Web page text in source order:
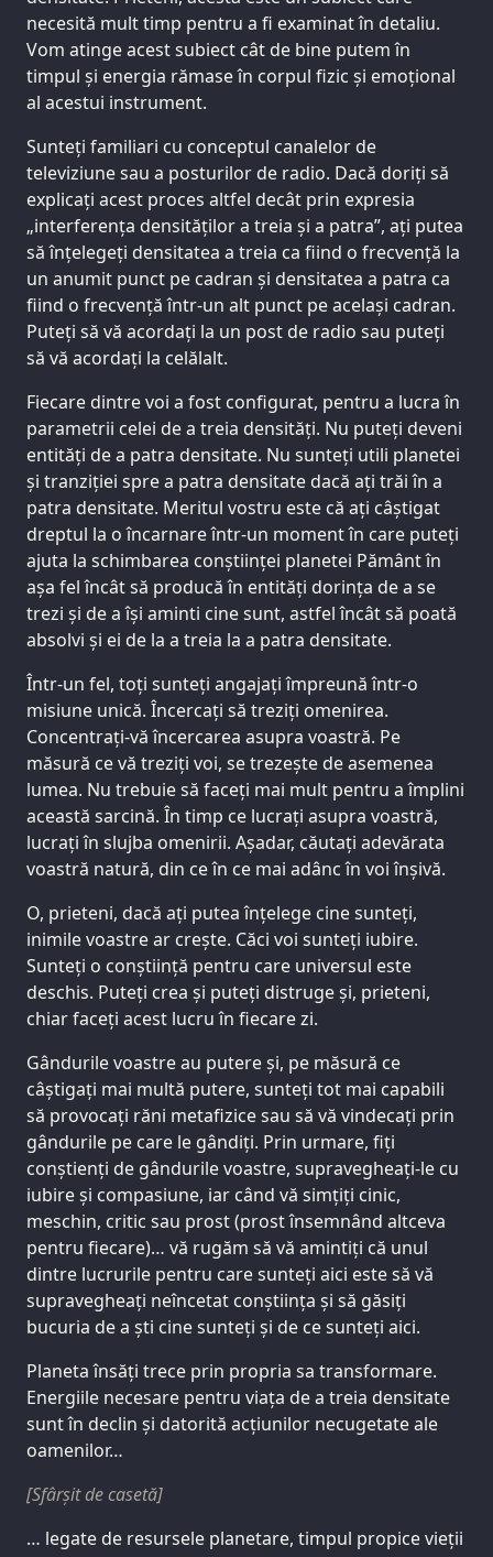
necesită mult timp pentru a fi examinat în detaliu.
Vom atinge acest subiect cât de bine putem în
timpul și energia rămase în corpul fizic și emoțional
al acestui instrument.
Sunteți familiari cu conceptul canalelor de
televiziune sau a posturilor de radio. Dacă doriți să
explicați acest proces altfel decât prin expresia
„interferența densităților a treia și a patra”, ați putea
să înțelegeți densitatea a treia ca fiind o frecvență la
un anumit punct pe cadran și densitatea a patra ca
fiind o frecvență într-un alt punct pe același cadran.
Puteți să vă acordați la un post de radio sau puteți
să vă acordați la celălalt.
Fiecare dintre voi a fost configurat, pentru a lucra în
parametrii celei de a treia densități. Nu puteți deveni
entități de a patra densitate. Nu sunteți utili planetei
și tranziției spre a patra densitate dacă ați trăi în a
patra densitate. Meritul vostru este că ați câștigat
dreptul la o încarnare într-un moment în care puteți
ajuta la schimbarea conștiinței planetei Pământ în
așa fel încât să producă în entități dorința de a se
trezi și de a își aminti cine sunt, astfel încât să poată
absolvi și ei de la a treia la a patra densitate.
Într-un fel, toți sunteți angajați împreună într-o
misiune unică. Încercați să treziți omenirea.
Concentrați-vă încercarea asupra voastră. Pe
măsură ce vă treziți voi, se trezește de asemenea
lumea. Nu trebuie să faceți mai mult pentru a împlini
această sarcină. În timp ce lucrați asupra voastră,
lucrați în slujba omenirii. Așadar, căutați adevărata
voastră natură, din ce în ce mai adânc în voi înșivă.
O, prieteni, dacă ați putea înțelege cine sunteți,
inimile voastre ar crește. Căci voi sunteți iubire.
Sunteți o conștiință pentru care universul este
deschis. Puteți crea și puteți distruge și, prieteni,
chiar faceți acest lucru în fiecare zi.
Gândurile voastre au putere și, pe măsură ce
câștigați mai multă putere, sunteți tot mai capabili
să provocați răni metafizice sau să vă vindecați prin
gândurile pe care le gândiți. Prin urmare, fiți
conștienți de gândurile voastre, supravegheați-le cu
iubire și compasiune, iar când vă simțiți cinic,
meschin, critic sau prost (prost însemnând altceva
pentru fiecare)… vă rugăm să vă amintiți că unul
dintre lucrurile pentru care sunteți aici este să vă
supravegheați neîncetat conștiința și să găsiți
bucuria de a ști cine sunteți și de ce sunteți aici.
Planeta însăți trece prin propria sa transformare.
Energiile necesare pentru viața de a treia densitate
sunt în declin și datorită acțiunilor necugetate ale
oamenilor…
[Sfârșit de casetă]
… legate de resursele planetare, timpul propice vieții